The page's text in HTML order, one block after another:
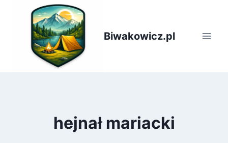
Biwakowicz.pl
hejnał mariacki